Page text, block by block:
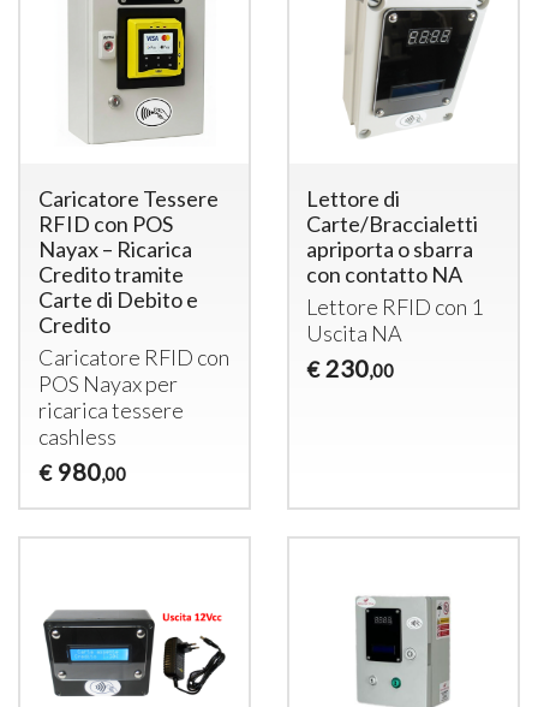
Caricatore Tessere
RFID con POS
Nayax – Ricarica
Credito tramite
Carte di Debito e
Credito
Caricatore RFID con
POS Nayax per
ricarica tessere
cashless
€ 980,00
Lettore di
Carte/Braccialetti
apriporta o sbarra
con contatto NA
Lettore RFID con 1
Uscita NA
€ 230,00